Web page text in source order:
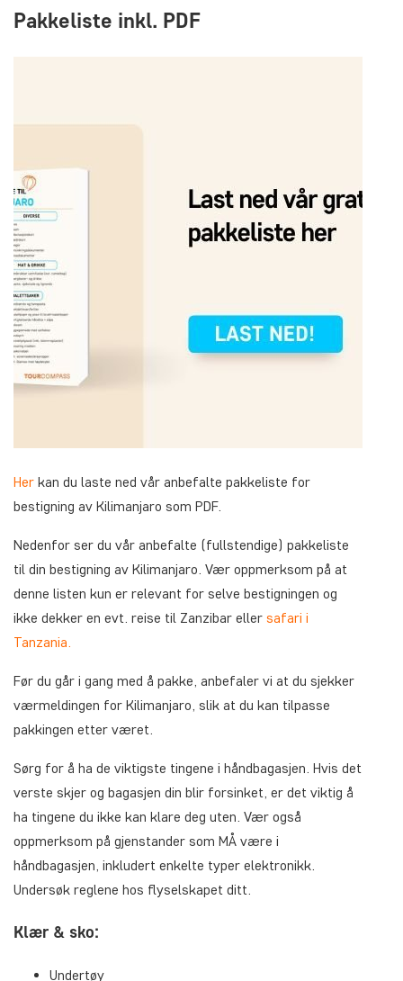
Pakkeliste inkl. PDF
Her kan du laste ned vår anbefalte pakkeliste for
bestigning av Kilimanjaro som PDF.
Nedenfor ser du vår anbefalte (fullstendige) pakkeliste
til din bestigning av Kilimanjaro. Vær oppmerksom på at
denne listen kun er relevant for selve bestigningen og
ikke dekker en evt. reise til Zanzibar eller safari i
Tanzania.
Før du går i gang med å pakke, anbefaler vi at du sjekker
værmeldingen for Kilimanjaro, slik at du kan tilpasse
pakkingen etter været.
Sørg for å ha de viktigste tingene i håndbagasjen. Hvis det
verste skjer og bagasjen din blir forsinket, er det viktig å
ha tingene du ikke kan klare deg uten. Vær også
oppmerksom på gjenstander som MÅ være i
håndbagasjen, inkludert enkelte typer elektronikk.
Undersøk reglene hos flyselskapet ditt.
Klær & sko:
Undertøy